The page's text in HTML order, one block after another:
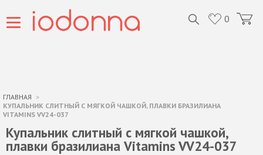
0
ГЛАВНАЯ
КУПАЛЬНИК СЛИТНЫЙ С МЯГКОЙ ЧАШКОЙ, ПЛАВКИ БРАЗИЛИАНА
VITAMINS VV24-037
Купальник слитный с мягкой чашкой,
плавки бразилиана Vitamins VV24-037